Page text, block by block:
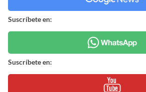
Suscríbete en:
Suscríbete en: